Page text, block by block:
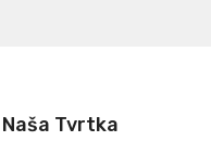
Naša Tvrtka